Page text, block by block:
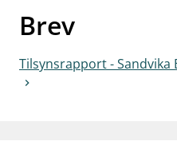
work_outlineJobb hos oss
dashboardInformasjon for
notifications_none
Brev
Tilsynsrapport - Sandvika